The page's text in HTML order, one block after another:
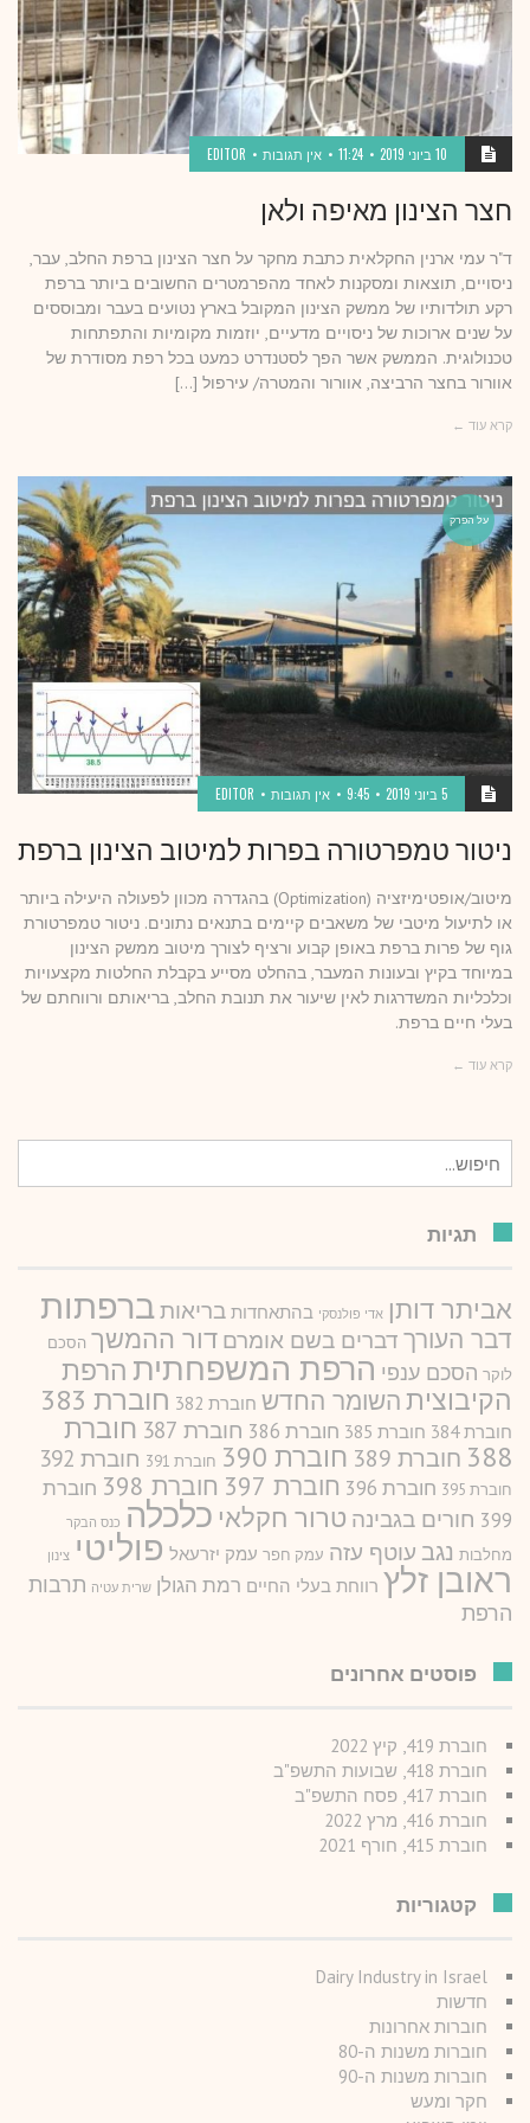
10 ביוני 2019 11:24 אין תגובות EDITOR
חצר הצינון מאיפה ולאן
ד"ר עמי ארנין החקלאית כתבת מחקר על חצר הצינון ברפת החלב, עבר,
ניסויים, תוצאות ומסקנות לאחד מהפרמטרים החשובים ביותר ברפת
רקע תולדותיו של ממשק הצינון המקובל בארץ נטועים בעבר ומבוססים
על שנים ארוכות של ניסויים מדעיים, יוזמות מקומיות והתפתחות
טכנולוגית. הממשק אשר הפך לסטנדרט כמעט בכל רפת מסודרת של
אוורור בחצר הרביצה, אוורור והמטרה/ עירפול […]
קרא עוד ←
על הפרק
5 ביוני 2019 9:45 אין תגובות EDITOR
ניטור טמפרטורה בפרות למיטוב הצינון ברפת
מיטוב/אופטימיזציה (Optimization) בהגדרה מכוון לפעולה היעילה ביותר
או לתיעול מיטבי של משאבים קיימים בתנאים נתונים. ניטור טמפרטורת
גוף של פרות ברפת באופן קבוע ורציף לצורך מיטוב ממשק הצינון
במיוחד בקיץ ובעונות המעבר, בהחלט מסייע בקבלת החלטות מקצעויות
וכלכליות המשדרגות לאין שיעור את תנובת החלב, בריאותם ורווחתם של
בעלי חיים ברפת.
קרא עוד ←
עבור:
תגיות
אביתר דותן אדי פולנסקי בהתאחדות בריאותברפתות
דבר העורך דברים בשם אומרם דור ההמשך הסכם
לוקר הסכם ענפי הרפת המשפחתית הרפת
הקיבוציתהשומר החדש חוברת 382 חוברת 383
חוברת 384 חוברת 385 חוברת 386 חוברת 387
חוברת
388 חוברת 389 חוברת 390 חוברת 391 חוברת 392
חוברת 395 חוברת 396 חוברת 397 חוברת 398
חוברת
399 חורים בגבינה טרור חקלאי כלכלה כנס הבקר
מחלבות נגב עוטף עזה עמק חפר עמק יזרעאל פוליטי צינון
ראובן זלץ רווחת בעלי החיים רמת הגולן שרית עטיה תרבות
הרפת
פוסטים אחרונים
חוברת 419, קיץ 2022
חוברת 418, שבועות התשפ"ב
חוברת 417, פסח התשפ"ב
חוברת 416, מרץ 2022
חוברת 415, חורף 2021
קטגוריות
Dairy Industry in Israel
חדשות
חוברות אחרונות
חוברות משנות ה-80
חוברות משנות ה-90
חקר ומעש